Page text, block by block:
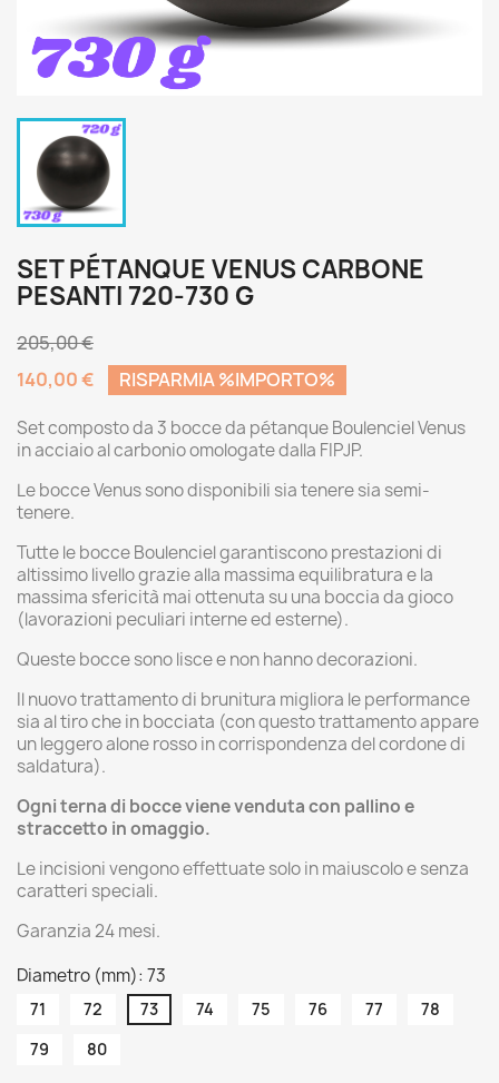
SET PÉTANQUE VENUS CARBONE
PESANTI 720-730 G
205,00 €
140,00 €
RISPARMIA %IMPORTO%
Set composto da 3 bocce da pétanque Boulenciel Venus
in acciaio al carbonio omologate dalla FIPJP.
Le bocce Venus sono disponibili sia tenere sia semi-
tenere.
Tutte le bocce Boulenciel garantiscono prestazioni di
altissimo livello grazie alla massima equilibratura e la
massima sfericità mai ottenuta su una boccia da gioco
(lavorazioni peculiari interne ed esterne).
Queste bocce sono lisce e non hanno decorazioni.
Il nuovo trattamento di brunitura migliora le performance
sia al tiro che in bocciata (con questo trattamento appare
un leggero alone rosso in corrispondenza del cordone di
saldatura).
Ogni terna di bocce viene venduta con pallino e
straccetto in omaggio.
Le incisioni vengono effettuate solo in maiuscolo e senza
caratteri speciali.
Garanzia 24 mesi.
Diametro (mm): 73
71 72 73 74 75 76 77
78
79
80